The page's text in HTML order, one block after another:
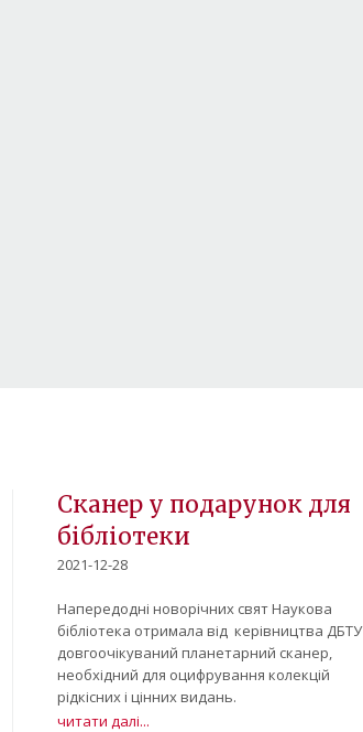
Сканер у подарунок для
бібліотеки
2021-12-28
Напередодні новорічних свят Наукова
бібліотека отримала від керівництва ДБТУ
довгоочікуваний планетарний сканер,
необхідний для оцифрування колекцій
рідкісних і цінних видань.
читати далі...